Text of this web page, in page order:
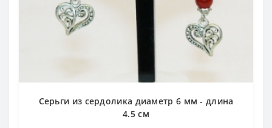
Серьги из сердолика диаметр 6 мм - длина
4.5 см